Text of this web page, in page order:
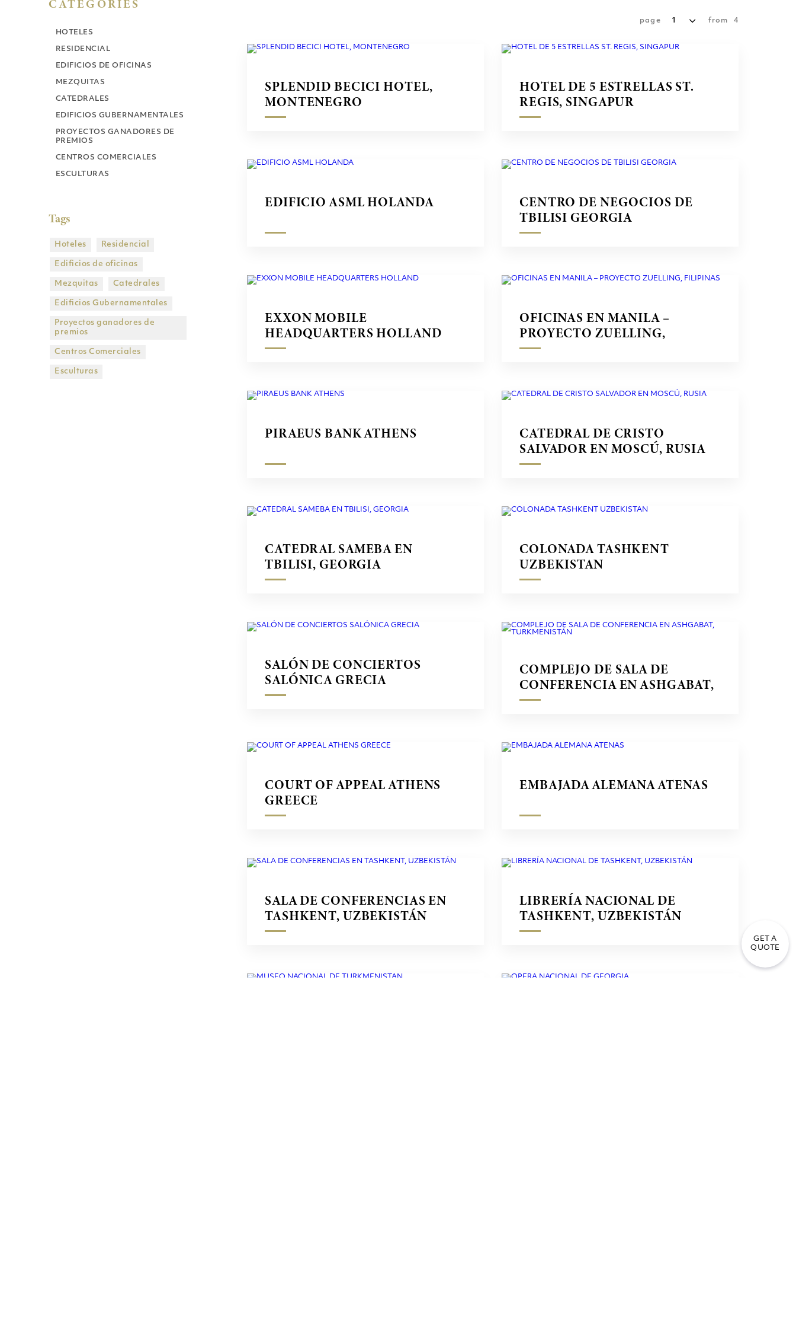
GET A
QUOTE
CATEGORIES
HOTELES
RESIDENCIAL
EDIFICIOS DE OFICINAS
MEZQUITAS
CATEDRALES
EDIFICIOS GUBERNAMENTALES
PROYECTOS GANADORES DE
PREMIOS
CENTROS COMERCIALES
ESCULTURAS
Tags
Hoteles Residencial
Edificios de oficinas
Mezquitas Catedrales
Edificios Gubernamentales
Proyectos ganadores de
premios
Centros Comerciales
Esculturas
page 1 from 4
SPLENDID BECICI HOTEL,
MONTENEGRO
HOTEL DE 5 ESTRELLAS ST.
REGIS, SINGAPUR
EDIFICIO ASML HOLANDA
CENTRO DE NEGOCIOS DE
TBILISI GEORGIA
EXXON MOBILE
HEADQUARTERS HOLLAND
OFICINAS EN MANILA –
PROYECTO ZUELLING,
FILIPINAS
PIRAEUS BANK ATHENS
CATEDRAL DE CRISTO
SALVADOR EN MOSCÚ, RUSIA
CATEDRAL SAMEBA EN
TBILISI, GEORGIA
COLONADA TASHKENT
UZBEKISTAN
SALÓN DE CONCIERTOS
SALÓNICA GRECIA
COMPLEJO DE SALA DE
CONFERENCIA EN ASHGABAT,
TURKMENISTÁN
COURT OF APPEAL ATHENS
GREECE
EMBAJADA ALEMANA ATENAS
SALA DE CONFERENCIAS EN
TASHKENT, UZBEKISTÁN
LIBRERÍA NACIONAL DE
TASHKENT, UZBEKISTÁN